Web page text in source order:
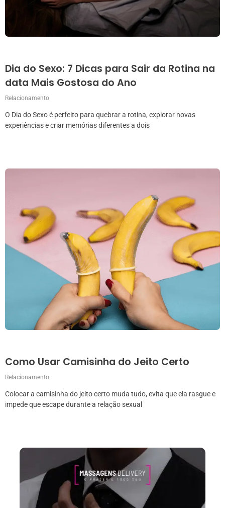
Dia do Sexo: 7 Dicas para Sair da Rotina na
data Mais Gostosa do Ano
Relacionamento
O Dia do Sexo é perfeito para quebrar a rotina, explorar novas
experiências e criar memórias diferentes a dois
Como Usar Camisinha do Jeito Certo
Relacionamento
Colocar a camisinha do jeito certo muda tudo, evita que ela rasgue e
impede que escape durante a relação sexual